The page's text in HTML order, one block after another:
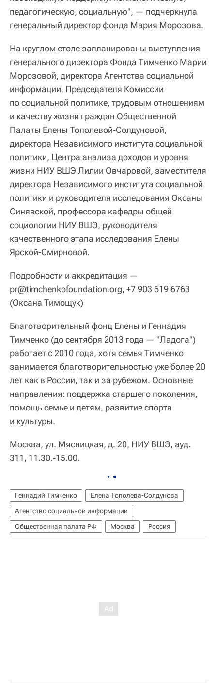
педагогическую, социальную", — подчеркнула
генеральный директор фонда Мария Морозова.
На круглом столе запланированы выступления
генерального директора Фонда Тимченко Марии
Морозовой, директора Агентства социальной
информации, Председателя Комиссии
по социальной политике, трудовым отношениям
и качеству жизни граждан Общественной
Палаты Елены Тополевой-Солдуновой,
директора Независимого института социальной
политики, Центра анализа доходов и уровня
жизни НИУ ВШЭ Лилии Овчаровой, заместителя
директора Независимого института социальной
политики и руководителя исследования Оксаны
Синявской, профессора кафедры общей
социологии НИУ ВШЭ, руководителя
качественного этапа исследования Елены
Ярской-Смирновой.
Подробности и аккредитация —
pr@timchenkofoundation.org, +7 903 619 6763
(Оксана Тимощук)
Благотворительный фонд Елены и Геннадия
Тимченко (до сентября 2013 года — "Ладога")
работает с 2010 года, хотя семья Тимченко
занимается благотворительностью уже более 20
лет как в России, так и за рубежом. Основные
направления: поддержка старшего поколения,
помощь семье и детям, развитие спорта
и культуры.
Москва, ул. Мясницкая, д. 20, НИУ ВШЭ, ауд.
311, 11.30.-15.00.
Геннадий Тимченко
Елена Тополева-Солдунова
Агентство социальной информации
Общественная палата РФ
Москва Россия